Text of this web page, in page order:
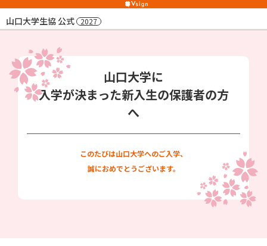
山口大学生協 公式 2027
山口大学に
⼊学が決まった新⼊⽣の保護者の⽅
へ
このたびは山口大学へのご入学、
誠におめでとうございます。